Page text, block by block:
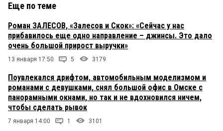
Еще по теме
Роман ЗАЛЕСОВ, «Залесов и Скок»: «Сейчас у нас
прибавилось еще одно направление – джинсы. Это дало
очень большой прирост выручки»
13 января 17:50 5 3179
Поувлекался дрифтом, автомобильным моделизмом и
романами с девушками, снял большой офис в Омске с
панорамными окнами, но так и не вдохновился ничем,
чтобы сделать рывок
7 января 14:00 1 3101